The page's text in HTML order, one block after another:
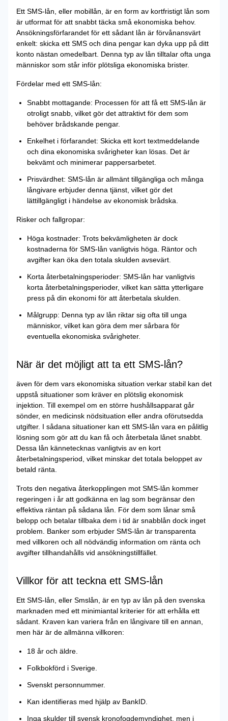
Ett SMS-lån, eller mobillån, är en form av kortfristigt lån som
är utformat för att snabbt täcka små ekonomiska behov.
Ansökningsförfarandet för ett sådant lån är förvånansvärt
enkelt: skicka ett SMS och dina pengar kan dyka upp på ditt
konto nästan omedelbart. Denna typ av lån tilltalar ofta unga
människor som står inför plötsliga ekonomiska brister.
Fördelar med ett SMS-lån:
Snabbt mottagande: Processen för att få ett SMS-lån är
otroligt snabb, vilket gör det attraktivt för dem som
behöver brådskande pengar.
Enkelhet i förfarandet: Skicka ett kort textmeddelande
och dina ekonomiska svårigheter kan lösas. Det är
bekvämt och minimerar pappersarbetet.
Prisvärdhet: SMS-lån är allmänt tillgängliga och många
långivare erbjuder denna tjänst, vilket gör det
lättillgängligt i händelse av ekonomisk brådska.
Risker och fallgropar:
Höga kostnader: Trots bekvämligheten är dock
kostnaderna för SMS-lån vanligtvis höga. Räntor och
avgifter kan öka den totala skulden avsevärt.
Korta återbetalningsperioder: SMS-lån har vanligtvis
korta återbetalningsperioder, vilket kan sätta ytterligare
press på din ekonomi för att återbetala skulden.
Målgrupp: Denna typ av lån riktar sig ofta till unga
människor, vilket kan göra dem mer sårbara för
eventuella ekonomiska svårigheter.
När är det möjligt att ta ett SMS-lån?
även för dem vars ekonomiska situation verkar stabil kan det
uppstå situationer som kräver en plötslig ekonomisk
injektion. Till exempel om en större hushållsapparat går
sönder, en medicinsk nödsituation eller andra oförutsedda
utgifter. I sådana situationer kan ett SMS-lån vara en pålitlig
lösning som gör att du kan få och återbetala lånet snabbt.
Dessa lån kännetecknas vanligtvis av en kort
återbetalningsperiod, vilket minskar det totala beloppet av
betald ränta.
Trots den negativa återkopplingen mot SMS-lån kommer
regeringen i år att godkänna en lag som begränsar den
effektiva räntan på sådana lån. För dem som lånar små
belopp och betalar tillbaka dem i tid är snabblån dock inget
problem. Banker som erbjuder SMS-lån är transparenta
med villkoren och all nödvändig information om ränta och
avgifter tillhandahålls vid ansökningstillfället.
Villkor för att teckna ett SMS-lån
Ett SMS-lån, eller Smslån, är en typ av lån på den svenska
marknaden med ett minimiantal kriterier för att erhålla ett
sådant. Kraven kan variera från en långivare till en annan,
men här är de allmänna villkoren:
18 år och äldre.
Folkbokförd i Sverige.
Svenskt personnummer.
Kan identifieras med hjälp av BankID.
Inga skulder till svensk kronofogdemyndighet, men i